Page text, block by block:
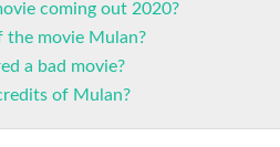
coming out 2020?
movie Mulan?
a bad movie?
of Mulan?